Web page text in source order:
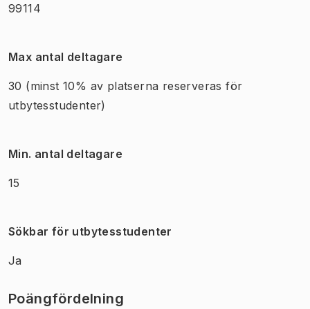
99114
Max antal deltagare
30 (minst 10% av platserna reserveras för
utbytesstudenter)
Min. antal deltagare
15
Sökbar för utbytesstudenter
Ja
Poängfördelning